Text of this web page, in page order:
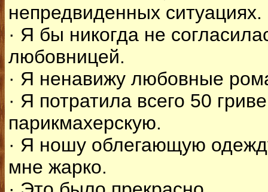
непредвиденных ситуациях.
· Я бы никогда не
любовницей.
· Я ненавижу любовные
· Я потратила всего 50
парикмахерскую.
· Я ношу облегающую
мне жарко.